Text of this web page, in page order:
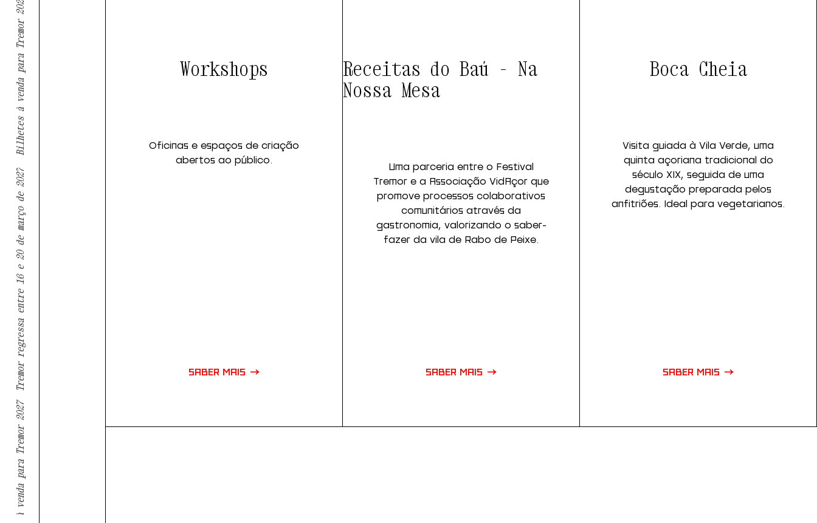
Bilhetes à venda para Tremor 2027
Tremor regressa entre 16 e 20 de março de 2027
Bilhetes à venda para Tremor 2027 Workshops
Oficinas e espaços de criação
abertos ao público.
SABER MAIS
Receitas do Baú - Na
Nossa Mesa
Uma parceria entre o Festival
Tremor e a Associação VidAçor que
promove processos colaborativos
comunitários através da
gastronomia, valorizando o saber-
fazer da vila de Rabo de Peixe.
SABER MAIS
Boca Cheia
Visita guiada à Vila Verde, uma
quinta açoriana tradicional do
século XIX, seguida de uma
degustação preparada pelos
anfitriões. Ideal para vegetarianos.
SABER MAIS